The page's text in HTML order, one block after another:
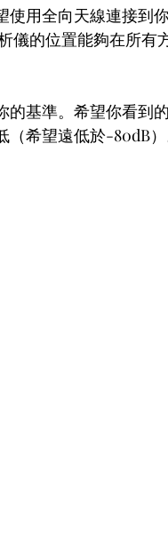
用全向天線連接到
儀的位置能夠在所有
基準。希望你看到
希望遠低於-80dB）